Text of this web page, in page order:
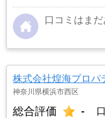
口コミはま
株式会社煌海プロパ
神奈川県横浜市西区
総合評価 -